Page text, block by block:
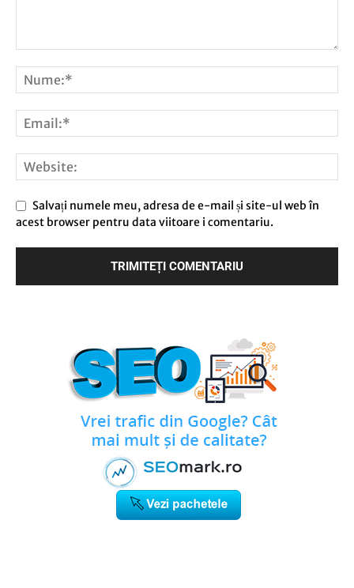
Salvați numele meu, adresa de e-mail și site-ul web în
acest browser pentru data viitoare i comentariu.